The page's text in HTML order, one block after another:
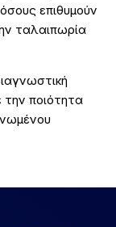
επιθυμούν
ταλαιπωρία
την ποιότητα